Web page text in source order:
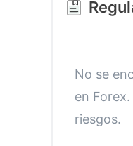
5
6
No se
en
riesgos.